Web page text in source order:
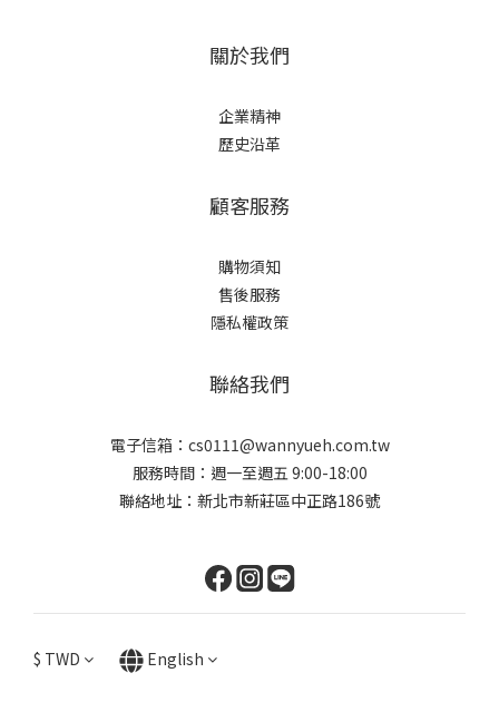
關於我們
企業精神
歷史沿革
顧客服務
購物須知
售後服務
隱私權政策
聯絡我們
電子信箱：cs0111@wannyueh.com.tw
服務時間：週一至週五 9:00-18:00
聯絡地址：新北市新莊區中正路186號
$ TWD English